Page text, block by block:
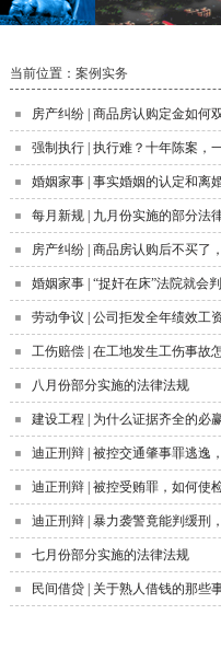
当前位置： 案例实务
房产纠纷 | 商品房认购定金如何
强制执行 | 执行难？十年陈案，
婚姻家事 | 事实婚姻的认定和离
每月新规 | 九月份实施的部分法
房产纠纷 | 商品房认购后不买了
婚姻家事 | “捉奸在床”法院就会
劳动争议 | 公司拒发全年绩效工
工伤赔偿 | 在工地发生工伤事故
八月份部分实施的法律法规
建设工程 | 为什么证据齐全的必
迪正刑辩 | 被控交通肇事罪逃逸
迪正刑辩 | 被控受贿罪，如何使
迪正刑辩 | 暴力袭警竟能判缓刑
七月份部分实施的法律法规
民间借贷 | 关于熟人借钱的那些